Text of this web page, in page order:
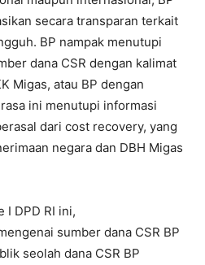
secara transparan terkait
BP nampak menutupi
dana CSR dengan kalimat
Migas, atau BP dengan
ini menutupi informasi
dari cost recovery, yang
negara dan DBH Migas
I DPD RI ini,
sumber dana CSR BP
seolah dana CSR BP